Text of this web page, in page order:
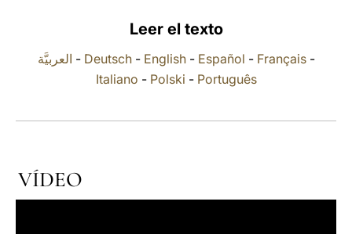
Leer el texto
العربيَّة - Deutsch- English- Español - Français-
Italiano - Polski - Português
VÍDEO